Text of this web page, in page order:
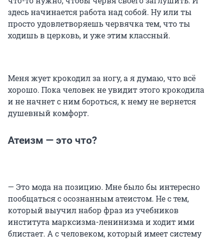
здесь начинается работа над собой. Ну или ты
просто удовлетворяешь червячка тем, что ты
ходишь в церковь, и уже этим классный.
Меня жует крокодил за ногу, а я думаю, что всё
хорошо. Пока человек не увидит этого крокодила
и не начнет с ним бороться, к нему не вернется
душевный комфорт.
Атеизм — это что?
— Это мода на позицию. Мне было бы интересно
пообщаться с осознанным атеистом. Не с тем,
который выучил набор фраз из учебников
института марксизма-ленинизма и ходит ими
блистает. А с человеком, который имеет систему